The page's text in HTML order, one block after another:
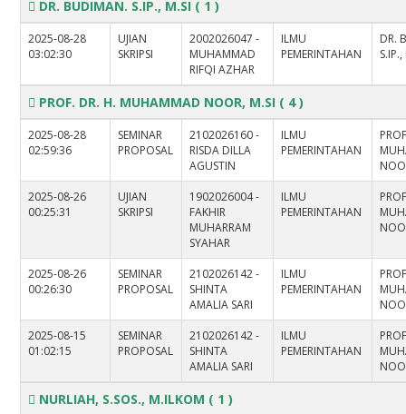
DR. BUDIMAN. S.IP., M.SI ( 1 )
2025-08-28
03:02:30
UJIAN
SKRIPSI
2002026047 -
MUHAMMAD
RIFQI AZHAR
ILMU
PEMERINTAHAN
DR.
PROF. DR. H. MUHAMMAD NOOR, M.SI ( 4 )
2025-08-28
02:59:36
SEMINAR
PROPOSAL
2102026160 -
RISDA DILLA
AGUSTIN
ILMU
PEMERINTAHAN
2025-08-26
00:25:31
UJIAN
SKRIPSI
1902026004 -
FAKHIR
MUHARRAM
SYAHAR
ILMU
PEMERINTAHAN
2025-08-26
00:26:30
SEMINAR
PROPOSAL
2102026142 -
SHINTA
AMALIA SARI
ILMU
PEMERINTAHAN
2025-08-15
01:02:15
SEMINAR
PROPOSAL
2102026142 -
SHINTA
AMALIA SARI
ILMU
PEMERINTAHAN
NURLIAH, S.SOS., M.ILKOM ( 1 )